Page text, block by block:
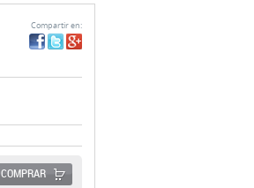
Compartir en:
COMPRAR